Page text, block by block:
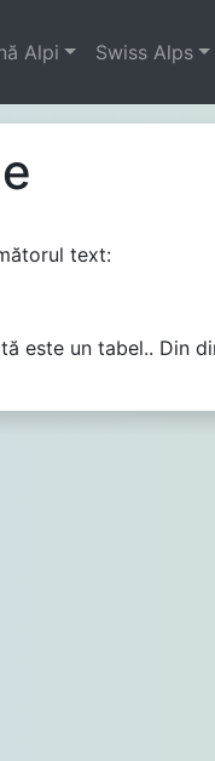
Alpi Swiss Alps
text:
este un tabel.. Din